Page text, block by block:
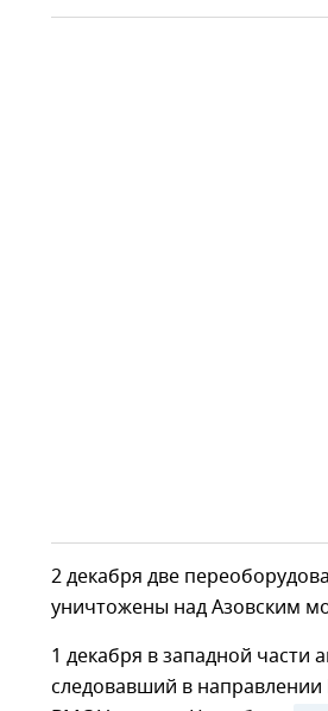
2 декабря две
уничтожены над Азовским
1 декабря в западной
следовавший в